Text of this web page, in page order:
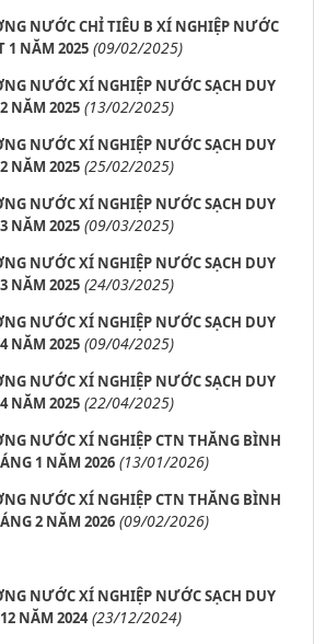
NƯỚC CHỈ TIÊU B XÍ NGHIỆP NƯỚC
1 NĂM 2025 (09/02/2025)
NƯỚC XÍ NGHIỆP NƯỚC SẠCH DUY
NĂM 2025 (13/02/2025)
NƯỚC XÍ NGHIỆP NƯỚC SẠCH DUY
NĂM 2025 (25/02/2025)
NƯỚC XÍ NGHIỆP NƯỚC SẠCH DUY
NĂM 2025 (09/03/2025)
NƯỚC XÍ NGHIỆP NƯỚC SẠCH DUY
NĂM 2025 (24/03/2025)
NƯỚC XÍ NGHIỆP NƯỚC SẠCH DUY
NĂM 2025 (09/04/2025)
NƯỚC XÍ NGHIỆP NƯỚC SẠCH DUY
NĂM 2025 (22/04/2025)
NƯỚC XÍ NGHIỆP CTN THĂNG BÌNH
1 NĂM 2026 (13/01/2026)
NƯỚC XÍ NGHIỆP CTN THĂNG BÌNH
2 NĂM 2026 (09/02/2026)
NƯỚC XÍ NGHIỆP NƯỚC SẠCH DUY
NĂM 2024 (23/12/2024)